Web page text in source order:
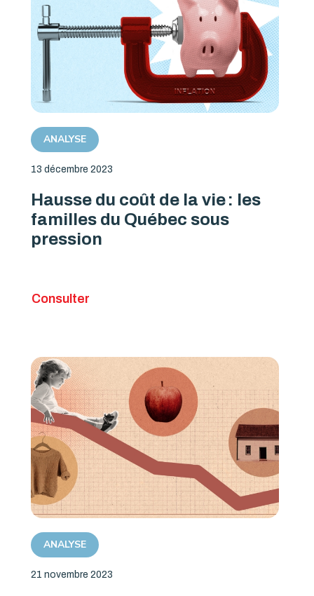
ANALYSE
13 décembre 2023
Hausse du coût de la vie : les
familles du Québec sous
pression
Consulter
ANALYSE
21 novembre 2023